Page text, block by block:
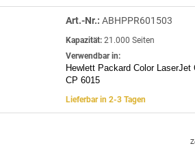
Art.-Nr.: ABHPPR601503
Kapazität: 21.000 Seiten
Verwendbar in:
Hewlett Packard Color
CP 6015
Lieferbar in 2-3 Tagen